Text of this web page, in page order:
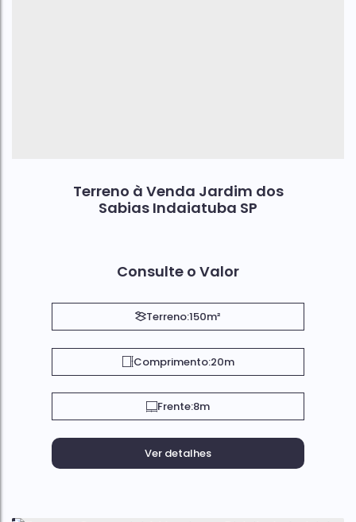
Terreno à Venda Jardim dos
Sabias Indaiatuba SP
Consulte o Valor
Terreno:150m²
Comprimento:20m
Frente:8m
Ver detalhes